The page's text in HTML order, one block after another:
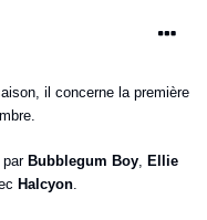
il concerne la première
par Bubblegum Boy, Ellie
Halcyon.